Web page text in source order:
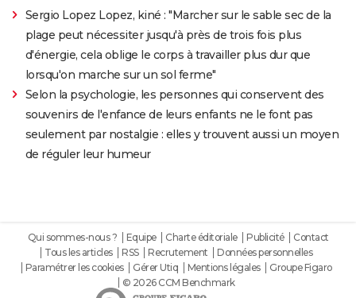
Sergio Lopez Lopez, kiné : "Marcher sur le sable sec de la
plage peut nécessiter jusqu'à près de trois fois plus
d'énergie, cela oblige le corps à travailler plus dur que
lorsqu'on marche sur un sol ferme"
Selon la psychologie, les personnes qui conservent des
souvenirs de l'enfance de leurs enfants ne le font pas
seulement par nostalgie : elles y trouvent aussi un moyen
de réguler leur humeur
Qui sommes-nous ? Equipe Charte éditoriale Publicité
Contact
Tous les articles
RSS Recrutement
Données personnelles
Paramétrer les cookies
Gérer Utiq Mentions légales
Groupe Figaro
© 2026 CCM Benchmark